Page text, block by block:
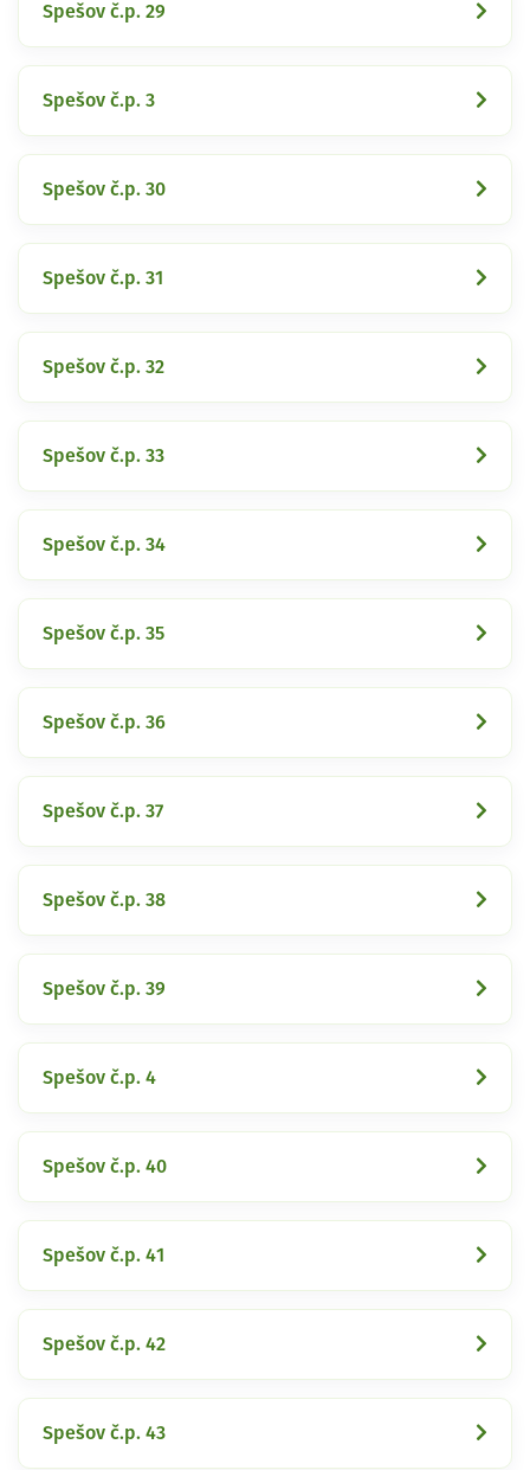
Spešov č.p. 29
Spešov č.p. 3
Spešov č.p. 30
Spešov č.p. 31
Spešov č.p. 32
Spešov č.p. 33
Spešov č.p. 34
Spešov č.p. 35
Spešov č.p. 36
Spešov č.p. 37
Spešov č.p. 38
Spešov č.p. 39
Spešov č.p. 4
Spešov č.p. 40
Spešov č.p. 41
Spešov č.p. 42
Spešov č.p. 43